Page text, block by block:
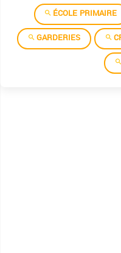
ÉCOLE PRIMAIRE
GARDERIES